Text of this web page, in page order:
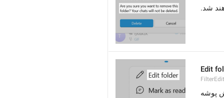
شد.
Edit
FilterEdit
پوشه